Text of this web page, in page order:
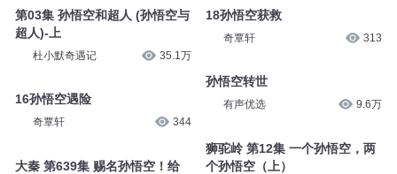
第03集 孙悟空和超人 (孙悟空与
超人)-上
杜小默奇遇记 35.1万
16孙悟空遇险
奇覃轩 344
大秦 第639集 赐名孙悟空！给
18孙悟空获救
奇覃轩 313
孙悟空转世
有声优选 9.6万
狮驼岭 第12集 一个孙悟空，两
个孙悟空（上）